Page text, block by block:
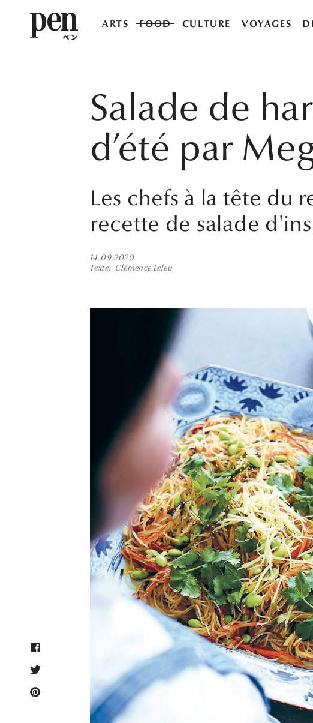
ARTS FOOD CULTURE VOYAGES
Salade de
d’été par
Les chefs à la tête du
recette de salade
14.09.2020
Texte
Clémence Leleu